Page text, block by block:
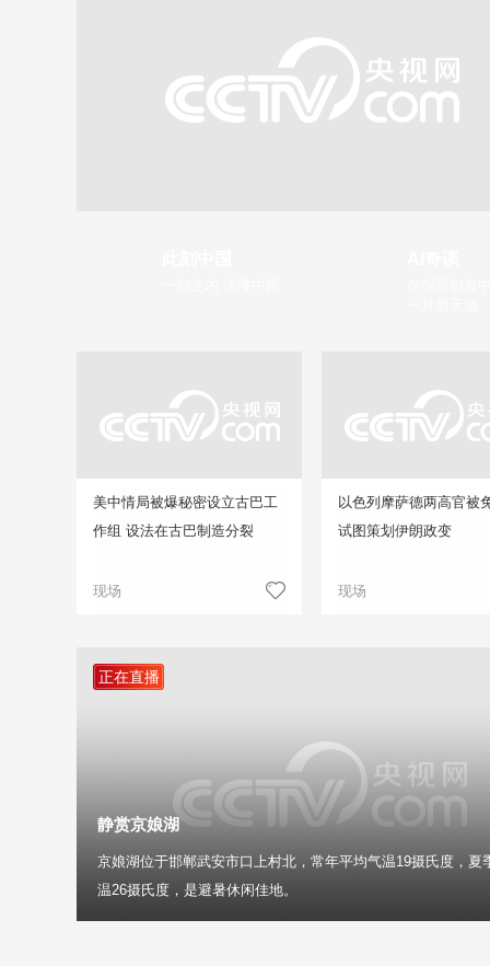
美中情局被爆秘密设立古巴工
作组 设法在古巴制造分裂
现场
以色列摩萨德两高官被
试图策划伊朗政变
现场
正在直播
静赏京娘湖
京娘湖位于邯郸武安市口上村北，常年平均气温19摄氏度，夏
温26摄氏度，是避暑休闲佳地。